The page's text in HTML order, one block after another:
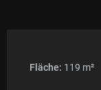
Fläche: 119 m²